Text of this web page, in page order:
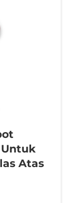
Untuk
Atas